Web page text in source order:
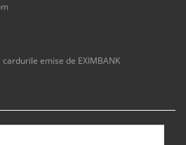
emise de EXIMBANK